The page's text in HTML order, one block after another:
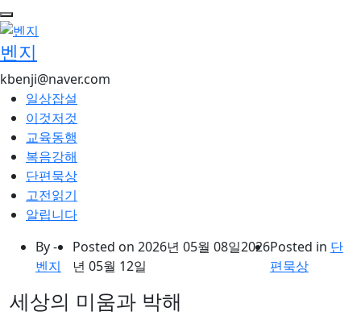
콘
텐
츠
로
건
너
뛰
기
벤지
kbenji@naver.com
일상잡설
이것저것
교육동행
복음강해
단편묵상
고전읽기
알립니다
By -
벤지
Posted on 2026년 05월 08일2026
년 05월 12일
Posted in 단
편묵상
세상의 미움과 박해